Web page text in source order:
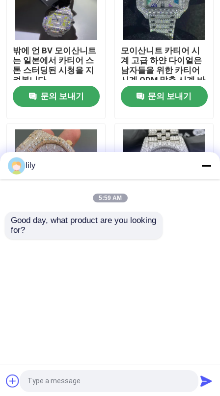
품질 관리
연락주세요
뉴스
경우
인용문을 요구하세요
모이산니트 다이아몬드 시계
모이산니트는 시청 바깥쪽에 얼렸습니다
모이사나이트 시계
모이산니트 테니스 체인
밖에 언 BV 모이산니트
는 일본에서 카티어 스
톤 스터딩된 시청을 지
켜봅니다
문의 보내기
모이산니트 카티어 시
계 고급 하얀 다이얼은
남자들을 위한 카티어
시계 ODM 맞춘 시계 바
깥쪽에 얼렸습니다
문의 보내기
모이산니트 오데마 피
케 고급 모이산니트 AP
DEF는 다이아몬드 스터
Management Services Co., Ltd.. All Rights
lily
5:59 AM
Good day, what product are you looking
for?